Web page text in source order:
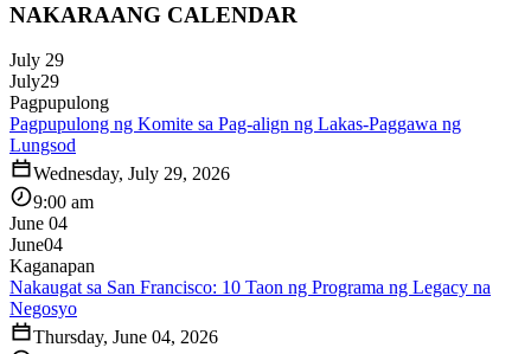
NAKARAANG CALENDAR
July 29
July29
Pagpupulong
Pagpupulong ng Komite sa Pag-align ng Lakas-Paggawa ng
Lungsod
Wednesday, July 29, 2026
9:00 am
June 04
June04
Kaganapan
Nakaugat sa San Francisco: 10 Taon ng Programa ng Legacy na
Negosyo
Thursday, June 04, 2026